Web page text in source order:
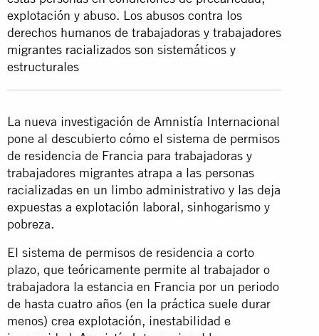
explotación y abuso. Los abusos contra los
derechos humanos de trabajadoras y trabajadores
migrantes racializados son sistemáticos y
estructurales
La nueva investigación de Amnistía Internacional
pone al descubierto cómo el sistema de permisos
de residencia de Francia para trabajadoras y
trabajadores migrantes atrapa a las personas
racializadas en un limbo administrativo y las deja
expuestas a explotación laboral, sinhogarismo y
pobreza.
El sistema de permisos de residencia a corto
plazo, que teóricamente permite al trabajador o
trabajadora la estancia en Francia por un periodo
de hasta cuatro años (en la práctica suele durar
menos) crea explotación, inestabilidad e